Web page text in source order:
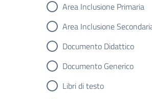
Area Inclusione Primaria
Area Inclusione
Documento Didattico
Documento Generico
Libri di testo